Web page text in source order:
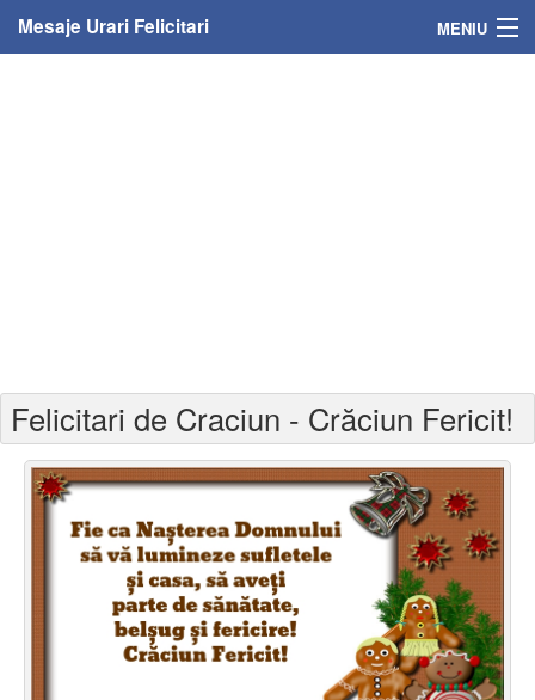
Mesaje Urari Felicitari MENIU
Felicitari varsta
Felicitari zilele anului
Felicitari zile saptamana
Felicitari muzicale
Felicitari muzicale personalizate
Felicitari de Craciun - Crăciun Fericit!